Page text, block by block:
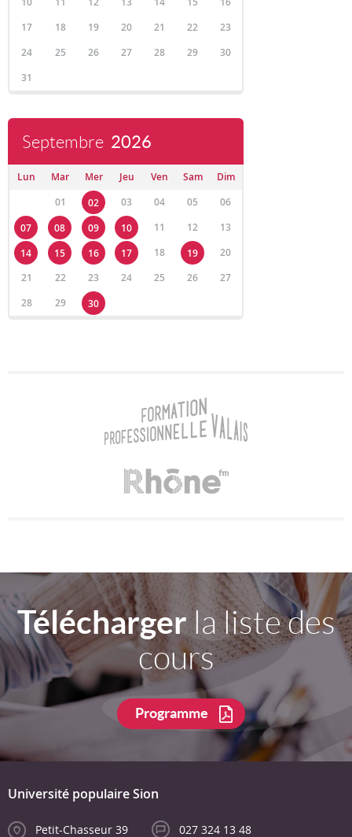
17
18 19 20 21 22
23
24
25 26 27 28 29
30
31
Septembre 2026
Lun Mar Mer Jeu Ven Sam
Dim
01
02 03 04 05
06
07
08 09 10 11 12
13
14
15 16 17 18 19
20
21
22 23 24 25 26
27
28
29 30
Téléchargerla liste des
cours
Programme
Université populaire Sion
Petit-Chasseur 39 027 324 13 48